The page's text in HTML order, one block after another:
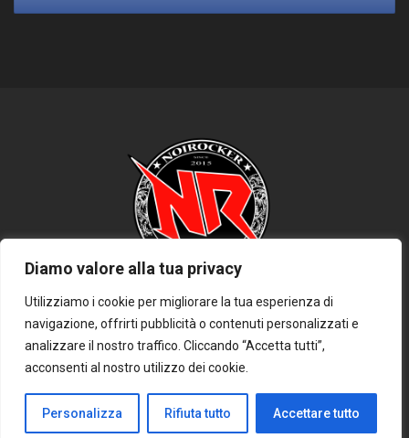
Diamo valore alla tua privacy
Utilizziamo i cookie per migliorare la tua esperienza di
navigazione, offrirti pubblicità o contenuti personalizzati e
analizzare il nostro traffico. Cliccando “Accetta tutti”,
acconsenti al nostro utilizzo dei cookie.
Personalizza Rifiuta tutto Accettare tutto
HOME PRIVACY POLICY COOKIE POLICY DISCLAIMER
CONTATTACI